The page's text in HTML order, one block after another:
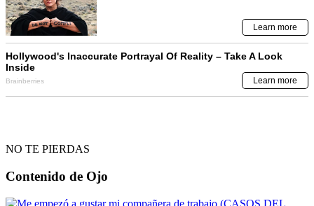
NO TE PIERDAS
Contenido de Ojo